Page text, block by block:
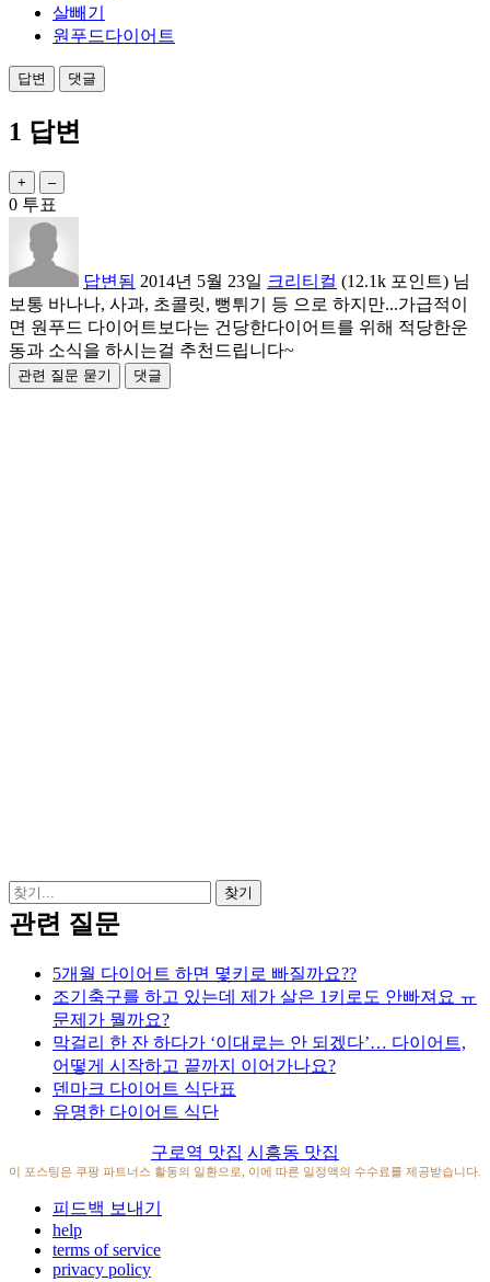
살빼기
원푸드다이어트
1 답변
0 투표
답변됨 2014년 5월 23일 크리티컬 (12.1k 포인트) 님
보통 바나나, 사과, 초콜릿, 뻥튀기 등 으로 하지만...가급적이
면 원푸드 다이어트보다는 건당한다이어트를 위해 적당한운
동과 소식을 하시는걸 추천드립니다~
관련 질문
5개월 다이어트 하면 몇키로 빠질까요??
조기축구를 하고 있는데 제가 살은 1키로도 안빠져요 ㅠ
문제가 뭘까요?
막걸리 한 잔 하다가 ‘이대로는 안 되겠다’… 다이어트,
어떻게 시작하고 끝까지 이어가나요?
덴마크 다이어트 식단표
유명한 다이어트 식단
구로역 맛집 시흥동 맛집
이 포스팅은 쿠팡 파트너스 활동의 일환으로, 이에 따른 일정액의 수수료를 제공받습니다.
피드백 보내기
help
terms of service
privacy policy